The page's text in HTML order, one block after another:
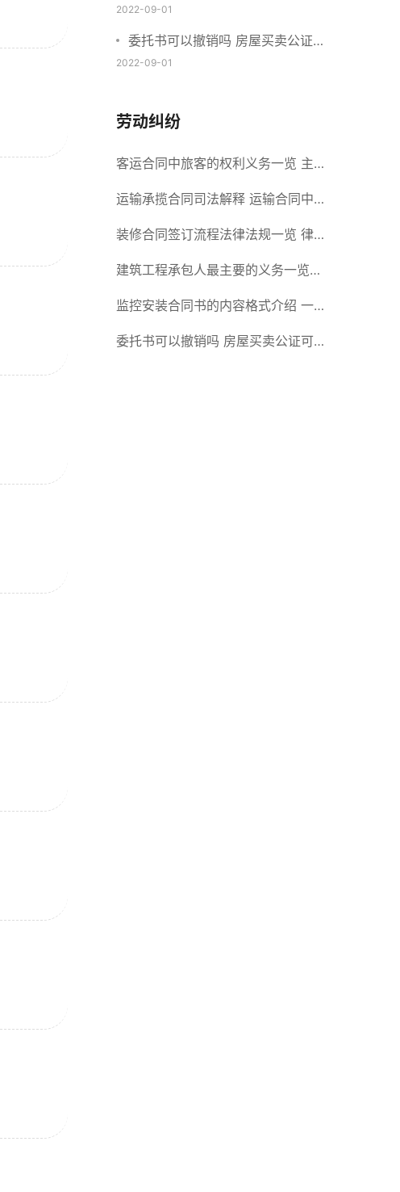
般包括这些条款
2022-09-01
委托书可以撤销吗 房屋买卖公证可
否撤销
2022-09-01
劳动纠纷
客运合同中旅客的权利义务一览 主
要包括这些内容
运输承揽合同司法解释 运输合同中
承运人的义务有哪些
装修合同签订流程法律法规一览 律
师解答
建筑工程承包人最主要的义务一览
承包合同内容介绍
监控安装合同书的内容格式介绍 一
般包括这些条款
委托书可以撤销吗 房屋买卖公证可